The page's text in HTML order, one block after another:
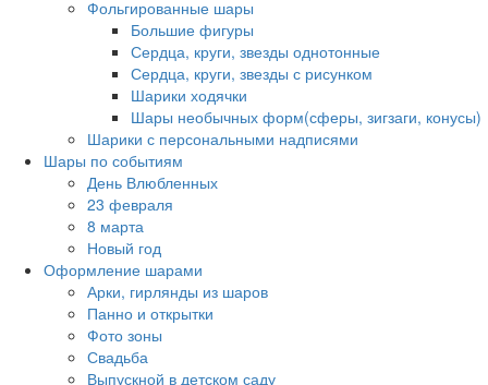
Фольгированные шары
Большие фигуры
Сердца, круги, звезды однотонные
Сердца, круги, звезды с рисунком
Шарики ходячки
Шары необычных форм(сферы, зигзаги, конусы)
Шарики с персональными надписями
Шары по событиям
День Влюбленных
23 февраля
8 марта
Новый год
Оформление шарами
Арки, гирлянды из шаров
Панно и открытки
Фото зоны
Свадьба
Выпускной в детском саду